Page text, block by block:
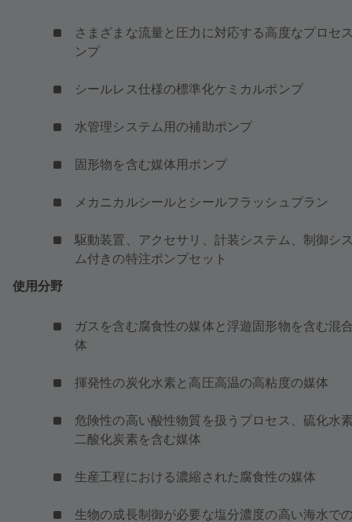
さまざまな流量と圧力に対応する高度なプロセ
ンプ
シールレス仕様の標準化ケミカルポンプ
水管理システム用の補助ポンプ
固形物を含む媒体用ポンプ
メカニカルシールとシールフラッシュプラン
駆動装置、アクセサリ、計装システム、制御シ
ム付きの特注ポンプセット
使用分野
ガスを含む腐食性の媒体と浮遊固形物を含む混
体
揮発性の炭化水素と高圧高温の高粘度の媒体
危険性の高い酸性物質を扱うプロセス、硫化水
二酸化炭素を含む媒体
生産工程における濃縮された腐食性の媒体
生物の成長制御が必要な塩分濃度の高い海水で